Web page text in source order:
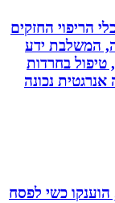
החזקים
כ-18 שנה, המשלבת ידע
בחרדות
נכונה
כשי לפסח